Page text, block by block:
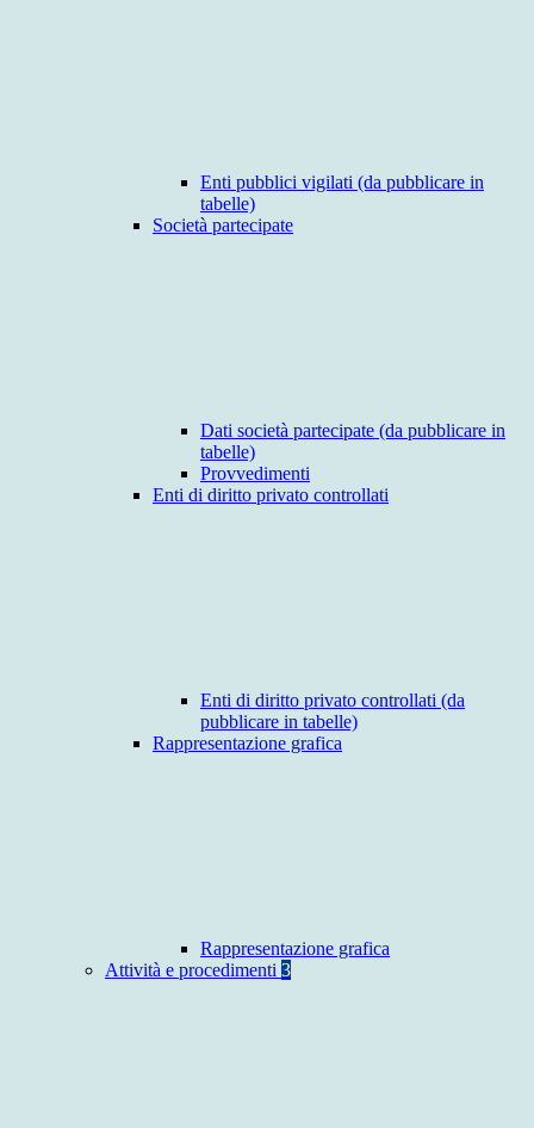
Enti pubblici vigilati (da pubblicare in
tabelle)
Società partecipate
Dati società partecipate (da pubblicare in
tabelle)
Provvedimenti
Enti di diritto privato controllati
Enti di diritto privato controllati (da
pubblicare in tabelle)
Rappresentazione grafica
Rappresentazione grafica
Attività e procedimenti 3